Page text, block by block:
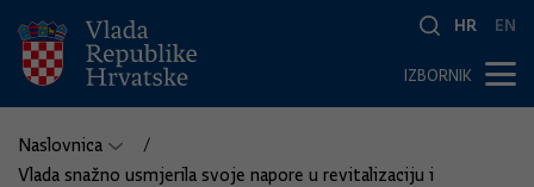
HR EN
IZBORNIK
Naslovnica
Vlada snažno usmjerila svoje napore u revitalizaciju i